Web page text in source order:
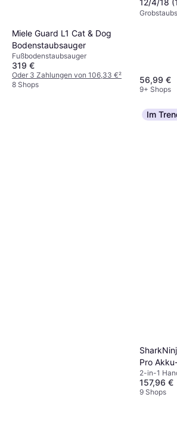
Miele Guard L1 Cat & Dog
Bodenstaubsauger
Fußbodenstaubsauger
319 €
Oder 3 Zahlungen von 106,33 €²
8 Shops
56,99 €
9+ Shops
Im
Pro
2-in-1
157,96 €
9 Shops